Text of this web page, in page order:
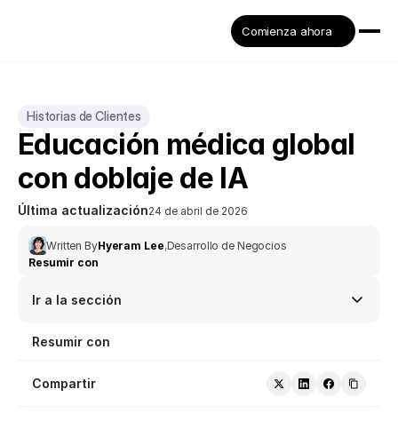
Comienza ahora
Historias de Clientes
Educación médica global
con doblaje de IA
Última actualización24 de abril de 2026
Written ByHyeram Lee,Desarrollo de Negocios
Resumir con
Ir a la sección
Resumir con
Compartir